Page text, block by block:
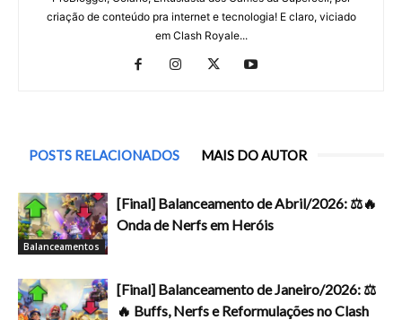
criação de conteúdo pra internet e tecnologia! E claro, viciado
em Clash Royale...
POSTS RELACIONADOS MAIS DO AUTOR
Balanceamentos
[Final] Balanceamento de Abril/2026: ⚖️🔥
Onda de Nerfs em Heróis
[Final] Balanceamento de Janeiro/2026: ⚖️
🔥 Buffs, Nerfs e Reformulações no Clash